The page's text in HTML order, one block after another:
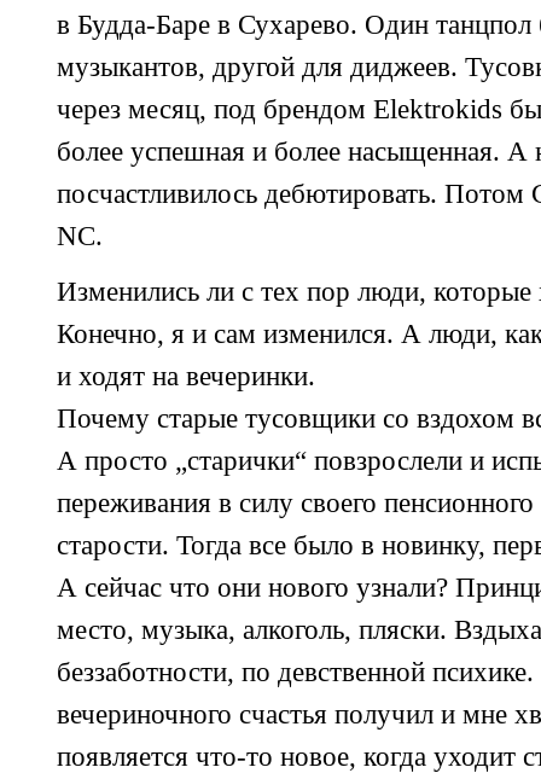
в Будда-Баре в Сухарево. Один танцпол
музыкантов, другой для диджеев.
через месяц, под брендом Elektrokids
более успешная и более насыщенная. А
посчастливилось дебютировать. Потом
NC.
Изменились ли с тех пор люди, которые
Конечно, я и сам изменился. А люди,
и ходят на вечеринки.
Почему старые тусовщики со вздохом
А просто „старички“ повзрослели и
переживания в силу своего
старости. Тогда все было в новинку,
А сейчас что они нового узнали?
место, музыка, алкоголь, пляски.
беззаботности, по девственной
вечериночного счастья получил и мне
появляется что-то новое, когда уходит